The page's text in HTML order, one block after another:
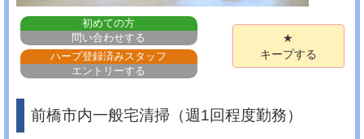
初めての方
問い合わせする
ハープ登録済みスタッフ
エントリーする
★
キープする
前橋市内一般宅清掃（週1回程度勤務）